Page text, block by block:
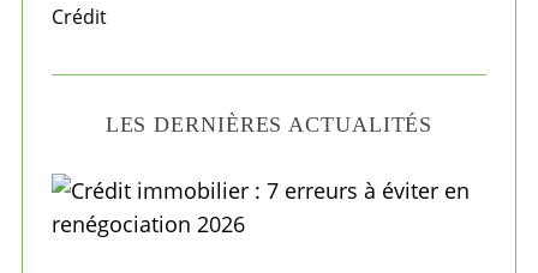
Crédit
LES DERNIÈRES ACTUALITÉS